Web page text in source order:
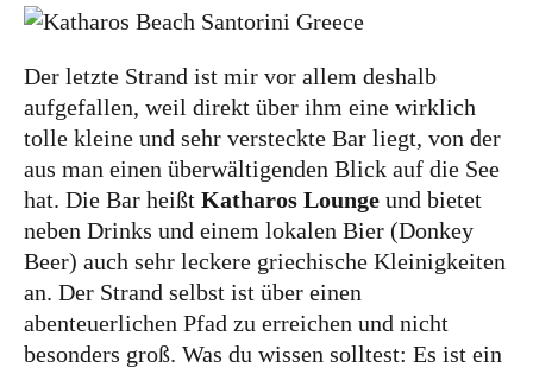
und leidenschaftliche Bloggerin, und schreibe auf
Reisen und Food. Wenn du dich für diese Themen
interessierst, dann bist du hier genau richtig.
Herzlich willkommen!
Impressum|Datenschutz
Der letzte Strand ist mir vor allem deshalb
aufgefallen, weil direkt über ihm eine wirklich
tolle kleine und sehr versteckte Bar liegt, von der
aus man einen überwältigenden Blick auf die See
hat. Die Bar heißt Katharos Lounge und bietet
neben Drinks und einem lokalen Bier (Donkey
Beer) auch sehr leckere griechische Kleinigkeiten
an. Der Strand selbst ist über einen
abenteuerlichen Pfad zu erreichen und nicht
besonders groß. Was du wissen solltest: Es ist ein